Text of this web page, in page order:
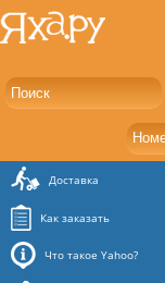
Доставка
Как заказать
Что такое Yahoo?